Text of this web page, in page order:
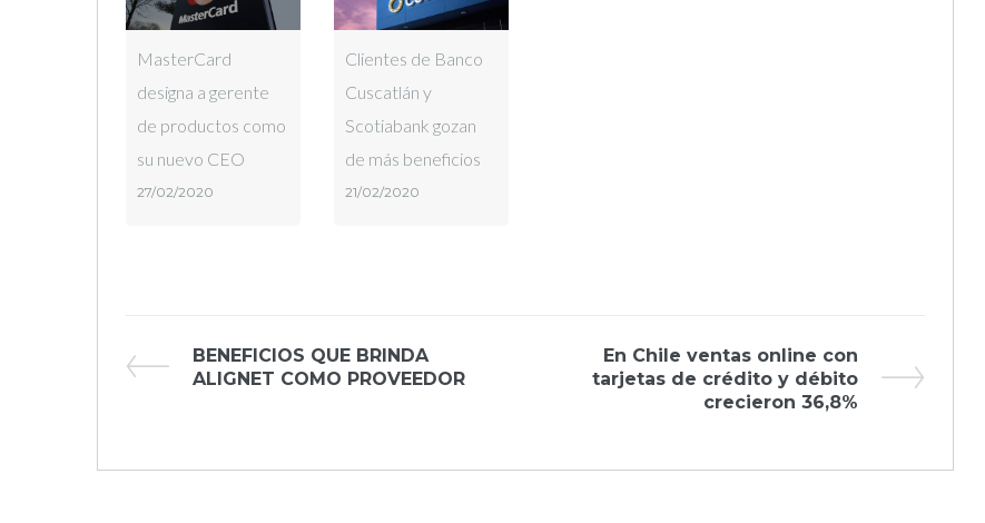
MasterCard
designa a gerente
de productos como
su nuevo CEO
27/02/2020
Clientes de Banco
Cuscatlán y
Scotiabank gozan
de más beneficios
21/02/2020
Navegación
entradas
Previous
Post
BENEFICIOS QUE BRINDA
ALIGNET COMO PROVEEDOR
Next
Post
En Chile ventas online con
tarjetas de crédito y débito
crecieron 36,8%